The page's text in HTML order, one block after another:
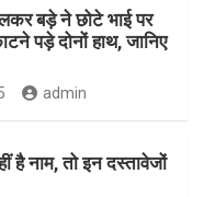
बड़े ने छोटे भाई पर
पड़े दोनों हाथ, जानिए
admin
है नाम, तो इन दस्तावेजों